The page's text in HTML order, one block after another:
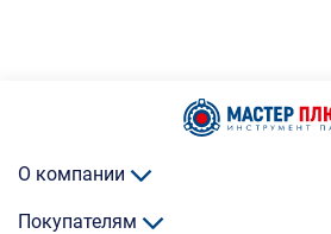
О компании
Покупателям